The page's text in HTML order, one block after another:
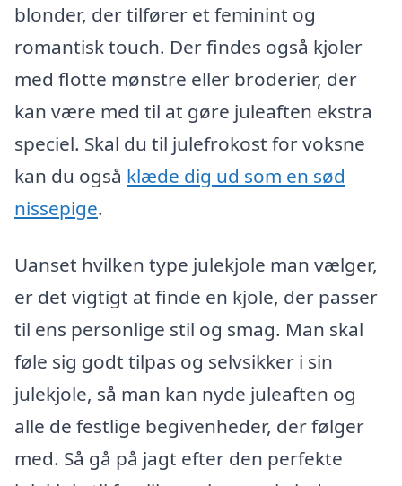
blonder, der tilfører et feminint og
romantisk touch. Der findes også kjoler
med flotte mønstre eller broderier, der
kan være med til at gøre juleaften ekstra
speciel. Skal du til julefrokost for voksne
kan du også klæde dig ud som en sød
nissepige.
Uanset hvilken type julekjole man vælger,
er det vigtigt at finde en kjole, der passer
til ens personlige stil og smag. Man skal
føle sig godt tilpas og selvsikker i sin
julekjole, så man kan nyde juleaften og
alle de festlige begivenheder, der følger
med. Så gå på jagt efter den perfekte